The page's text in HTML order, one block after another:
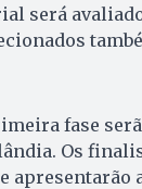
será
fase
Os
apresentarão